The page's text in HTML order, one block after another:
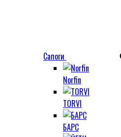
Сапоги
Norfin
TORVI
БАРС